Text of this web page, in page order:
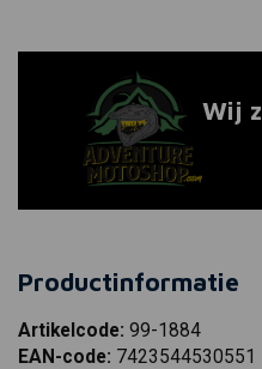
Wij
Productinformatie
Artikelcode: 99-1884
EAN-code: 7423544530551